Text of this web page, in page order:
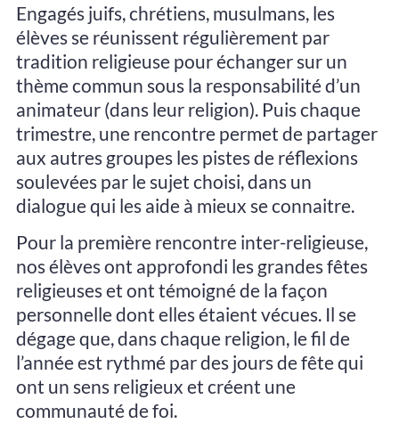
Engagés juifs, chrétiens, musulmans, les
élèves se réunissent régulièrement par
tradition religieuse pour échanger sur un
thème commun sous la responsabilité d’un
animateur (dans leur religion). Puis chaque
trimestre, une rencontre permet de partager
aux autres groupes les pistes de réflexions
soulevées par le sujet choisi, dans un
dialogue qui les aide à mieux se connaitre.
Pour la première rencontre inter-religieuse,
nos élèves ont approfondi les grandes fêtes
religieuses et ont témoigné de la façon
personnelle dont elles étaient vécues. Il se
dégage que, dans chaque religion, le fil de
l’année est rythmé par des jours de fête qui
ont un sens religieux et créent une
communauté de foi.